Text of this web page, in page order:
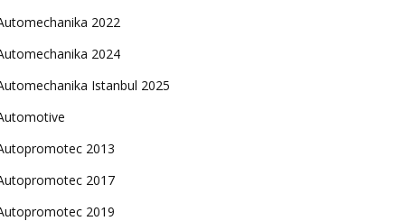
2022
2024
Istanbul 2025
2013
2017
2019